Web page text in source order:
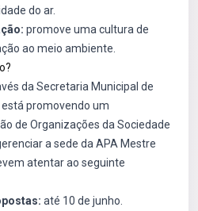
do ar.
promove uma cultura de
ao meio ambiente.
da Secretaria Municipal de
promovendo um
de Organizações da Sociedade
a sede da APA Mestre
atentar ao seguinte
até 10 de junho.